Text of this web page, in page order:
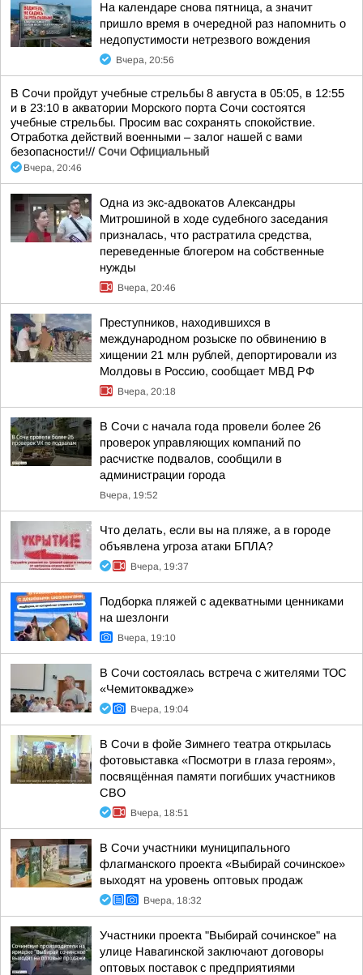
На календаре снова пятница, а значит
пришло время в очередной раз напомнить о
недопустимости нетрезвого вождения
Вчера, 20:56
В Сочи пройдут учебные стрельбы 8 августа в 05:05, в 12:55
и в 23:10 в акватории Морского порта Сочи состоятся
учебные стрельбы. Просим вас сохранять спокойствие.
Отработка действий военными – залог нашей с вами
безопасности!// Сочи Официальный
Вчера, 20:46
Одна из экс-адвокатов Александры
Митрошиной в ходе судебного заседания
призналась, что растратила средства,
переведенные блогером на собственные
нужды
Вчера, 20:46
Преступников, находившихся в
международном розыске по обвинению в
хищении 21 млн рублей, депортировали из
Молдовы в Россию, сообщает МВД РФ
Вчера, 20:18
В Сочи с начала года провели более 26
проверок управляющих компаний по
расчистке подвалов, сообщили в
администрации города
Вчера, 19:52
Что делать, если вы на пляже, а в городе
объявлена угроза атаки БПЛА?
Вчера, 19:37
Подборка пляжей с адекватными ценниками
на шезлонги
Вчера, 19:10
В Сочи состоялась встреча с жителями ТОС
«Чемитоквадже»
Вчера, 19:04
В Сочи в фойе Зимнего театра открылась
фотовыставка «Посмотри в глаза героям»,
посвящённая памяти погибших участников
СВО
Вчера, 18:51
В Сочи участники муниципального
флагманского проекта «Выбирай сочинское»
выходят на уровень оптовых продаж
Вчера, 18:32
Участники проекта "Выбирай сочинское" на
улице Навагинской заключают договоры
оптовых поставок с предприятиями